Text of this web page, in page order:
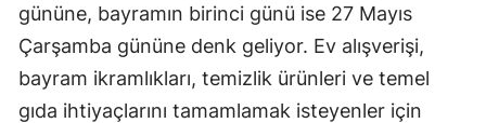
gününe, bayramın birinci günü ise 27 Mayıs
Çarşamba gününe denk geliyor. Ev alışverişi,
bayram ikramlıkları, temizlik ürünleri ve temel
gıda ihtiyaçlarını tamamlamak isteyenler için